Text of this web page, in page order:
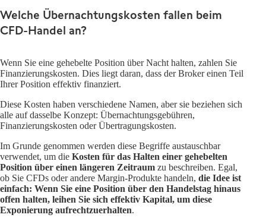
Welche Übernachtungskosten fallen beim
CFD-Handel an?
Wenn Sie eine gehebelte Position über Nacht halten, zahlen Sie
Finanzierungskosten. Dies liegt daran, dass der Broker einen Teil
Ihrer Position effektiv finanziert.
Diese Kosten haben verschiedene Namen, aber sie beziehen sich
alle auf dasselbe Konzept: Übernachtungsgebühren,
Finanzierungskosten oder Übertragungskosten.
Im Grunde genommen werden diese Begriffe austauschbar
verwendet, um die Kosten für das Halten einer gehebelten
Position über einen längeren Zeitraum zu beschreiben. Egal,
ob Sie CFDs oder andere Margin-Produkte handeln, die Idee ist
einfach: Wenn Sie eine Position über den Handelstag hinaus
offen halten, leihen Sie sich effektiv Kapital, um diese
Exponierung aufrechtzuerhalten.